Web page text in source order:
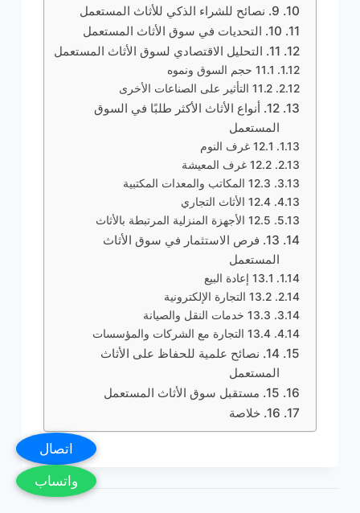
9. نصائح للشراء الذكي للأثاث المستعمل
10. التحديات في سوق الأثاث المستعمل
11. التحليل الاقتصادي لسوق الأثاث المستعمل
11.1 حجم السوق ونموه
11.2 التأثير على الصناعات الأخرى
12. أنواع الأثاث الأكثر طلبًا في السوق
المستعمل
12.1 غرف النوم
12.2 غرف المعيشة
12.3 المكاتب والمعدات المكتبية
12.4 الأثاث التجاري
12.5 الأجهزة المنزلية المرتبطة بالأثاث
13. فرص الاستثمار في سوق الأثاث
المستعمل
13.1 إعادة البيع
13.2 التجارة الإلكترونية
13.3 خدمات النقل والصيانة
13.4 التجارة مع الشركات والمؤسسات
14. نصائح علمية للحفاظ على الأثاث
المستعمل
15. مستقبل سوق الأثاث المستعمل
16. خلاصة
اتصال
واتساب